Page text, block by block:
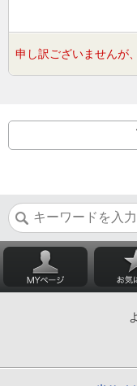
申し訳ございませんが